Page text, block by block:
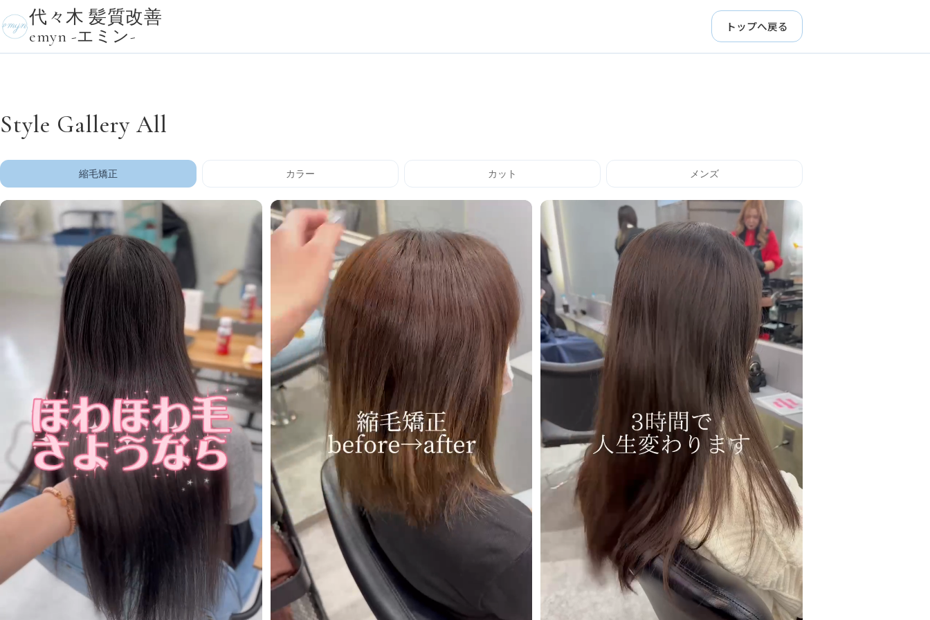
代々木 髪質改善
emyn -エミン-
トップへ戻る
Style Gallery All
縮毛矯正 カラー カット メンズ